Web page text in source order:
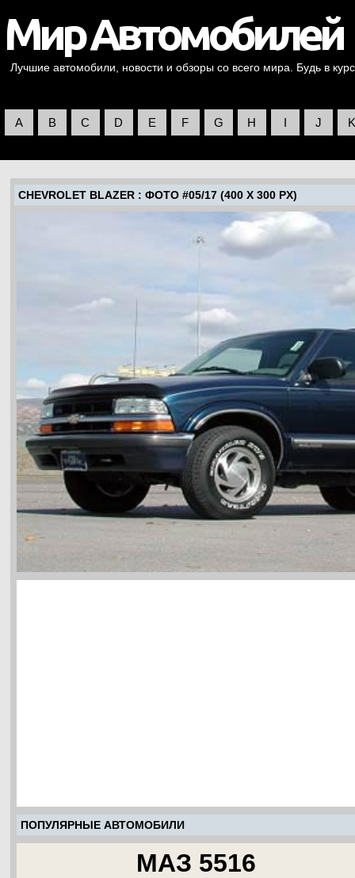
Лучшие автомобили, новости и обзоры со всего мира. Будь в
A B C D E F G H I J K
CHEVROLET BLAZER : ФОТО #05/17 (400 X 300 PX)
ПОПУЛЯРНЫЕ АВТОМОБИЛИ
МАЗ 5516